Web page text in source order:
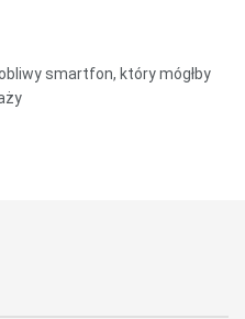
smartfon, który mógłby